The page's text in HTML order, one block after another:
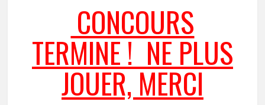
CONCOURS
TERMINE ! NE PLUS
JOUER, MERCI